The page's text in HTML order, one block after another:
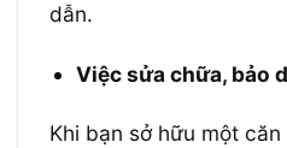
dẫn.
Việc sửa chữa, bảo
Khi bạn sở hữu một